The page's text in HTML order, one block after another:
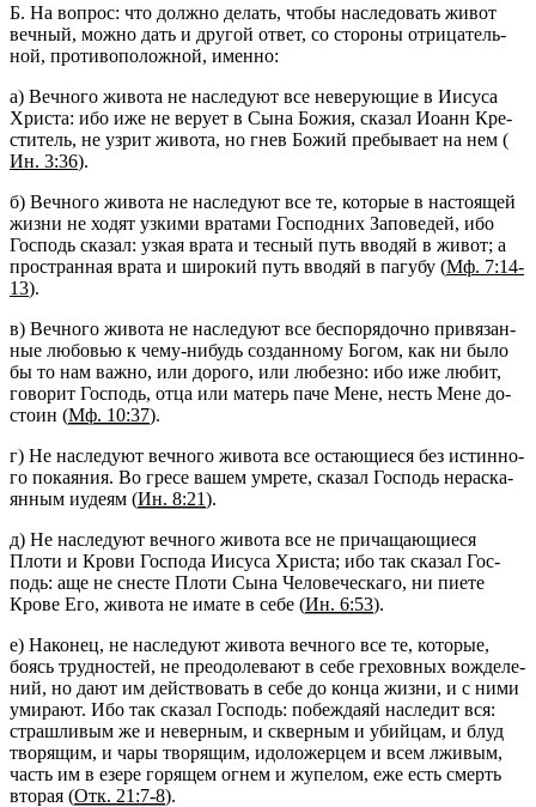
Б. На во­прос: что долж­но де­лать, чтобы на­сле­до­вать живот
веч­ный, можно дать и дру­гой ответ, со сто­ро­ны от­ри­ца­тель­
ной, про­ти­во­по­лож­ной, имен­но:
а) Веч­но­го жи­во­та не на­сле­ду­ют все неве­ру­ю­щие в Иису­са
Хри­ста: ибо иже не ве­ру­ет в Сына Божия, ска­зал Иоанн Кре­
сти­тель, не узрит жи­во­та, но гнев Божий пре­бы­ва­ет на нем (
Ин. 3:36).
б) Веч­но­го жи­во­та не на­сле­ду­ют все те, ко­то­рые в на­сто­я­щей
жизни не ходят уз­ки­ми вра­та­ми Гос­под­них За­по­ве­дей, ибо
Гос­подь ска­зал: узкая врата и тес­ный путь вво­дяй в живот; а
про­стран­ная врата и ши­ро­кий путь вво­дяй в па­гу­бу (Мф. 7:14-
13).
в) Веч­но­го жи­во­та не на­сле­ду­ют все бес­по­ря­доч­но при­вя­зан­
ные лю­бо­вью к чему-ни­будь со­здан­но­му Богом, как ни было
бы то нам важно, или до­ро­го, или лю­без­но: ибо иже любит,
го­во­рит Гос­подь, отца или ма­терь паче Мене, несть Мене до­
сто­ин (Мф. 10:37).
г) Не на­сле­ду­ют веч­но­го жи­во­та все оста­ю­щи­е­ся без ис­тин­но­
го по­ка­я­ния. Во гресе вашем умре­те, ска­зал Гос­подь нерас­ка­
ян­ным иуде­ям (Ин. 8:21).
д) Не на­сле­ду­ют веч­но­го жи­во­та все не при­ча­ща­ю­щи­е­ся
Плоти и Крови Гос­по­да Иису­са Хри­ста; ибо так ска­зал Гос­
подь: аще не сне­сте Плоти Сына Че­ло­ве­че­ска­го, ни пиете
Крове Его, жи­во­та не имате в себе (Ин. 6:53).
е) На­ко­нец, не на­сле­ду­ют жи­во­та веч­но­го все те, ко­то­рые,
боясь труд­но­стей, не пре­одо­ле­ва­ют в себе гре­хов­ных во­жде­ле­
ний, но дают им дей­ство­вать в себе до конца жизни, и с ними
уми­ра­ют. Ибо так ска­зал Гос­подь: по­беж­да­яй на­сле­дит вся:
страш­ли­вым же и невер­ным, и сквер­ным и убий­цам, и блуд
тво­ря­щим, и чары тво­ря­щим, идо­ло­жер­цем и всем лжи­вым,
часть им в езере го­ря­щем огнем и жу­пе­лом, еже есть смерть
вто­рая (Отк. 21:7-8).